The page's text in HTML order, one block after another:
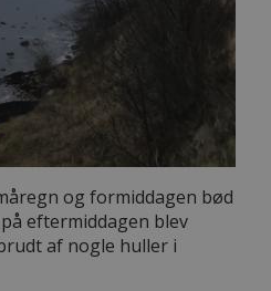
og formiddagen bød
eftermiddagen blev
af nogle huller i